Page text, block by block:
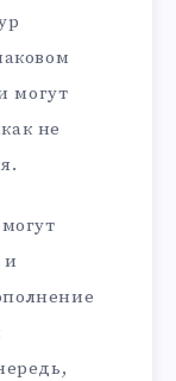
могут
не
и